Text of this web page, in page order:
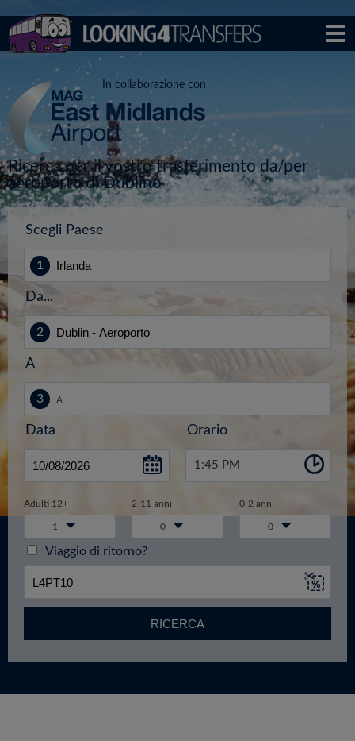
In collaborazione con
Ricerca per il vostro trasferimento da/per
aeroporto di Dublino
Scegli Paese
Da...
A
Data Orario
1:45 PM
Adulti 12+ 2-11 anni 0-2 anni
1 0 0
Viaggio di ritorno?
RICERCA